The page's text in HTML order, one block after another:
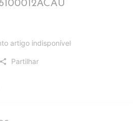
artigo indisponível
share Partilhar